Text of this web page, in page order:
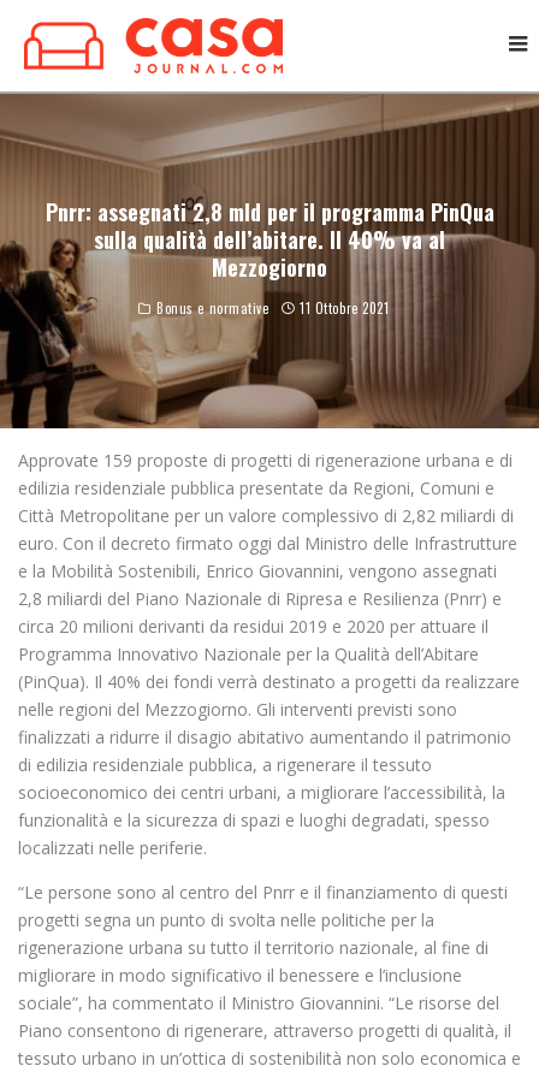
Pnrr: assegnati 2,8 mld per il programma PinQua
sulla qualità dell’abitare. Il 40% va al
Mezzogiorno
Bonus e normative 11 Ottobre 2021
Approvate 159 proposte di progetti di rigenerazione urbana e di
edilizia residenziale pubblica presentate da Regioni, Comuni e
Città Metropolitane per un valore complessivo di 2,82 miliardi di
euro. Con il decreto firmato oggi dal Ministro delle Infrastrutture
e la Mobilità Sostenibili, Enrico Giovannini, vengono assegnati
2,8 miliardi del Piano Nazionale di Ripresa e Resilienza (Pnrr) e
circa 20 milioni derivanti da residui 2019 e 2020 per attuare il
Programma Innovativo Nazionale per la Qualità dell’Abitare
(PinQua). Il 40% dei fondi verrà destinato a progetti da realizzare
nelle regioni del Mezzogiorno. Gli interventi previsti sono
finalizzati a ridurre il disagio abitativo aumentando il patrimonio
di edilizia residenziale pubblica, a rigenerare il tessuto
socioeconomico dei centri urbani, a migliorare l’accessibilità, la
funzionalità e la sicurezza di spazi e luoghi degradati, spesso
localizzati nelle periferie.
“Le persone sono al centro del Pnrr e il finanziamento di questi
progetti segna un punto di svolta nelle politiche per la
rigenerazione urbana su tutto il territorio nazionale, al fine di
migliorare in modo significativo il benessere e l’inclusione
sociale”, ha commentato il Ministro Giovannini. “Le risorse del
Piano consentono di rigenerare, attraverso progetti di qualità, il
tessuto urbano in un’ottica di sostenibilità non solo economica e